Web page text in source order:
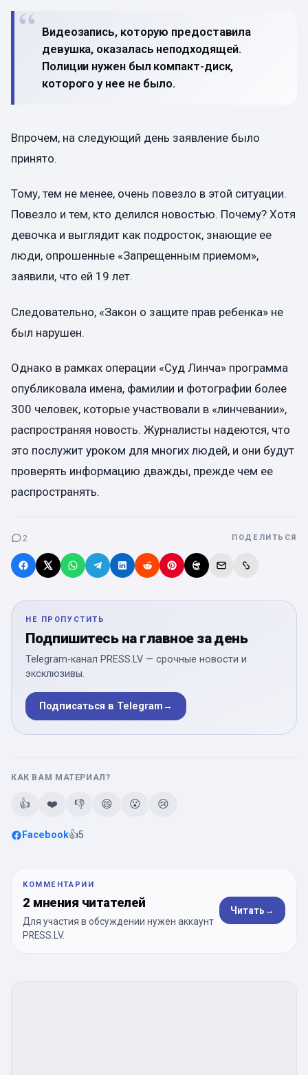
Видеозапись, которую предоставила
девушка, оказалась неподходящей.
Полиции нужен был компакт-диск,
которого у нее не было.
Впрочем, на следующий день заявление было
принято.
Тому, тем не менее, очень повезло в этой ситуации.
Повезло и тем, кто делился новостью. Почему? Хотя
девочка и выглядит как подросток, знающие ее
люди, опрошенные «Запрещенным приемом»,
заявили, что ей 19 лет.
Следовательно, «Закон о защите прав ребенка» не
был нарушен.
Однако в рамках операции «Суд Линча» программа
опубликовала имена, фамилии и фотографии более
300 человек, которые участвовали в «линчевании»,
распространяя новость. Журналисты надеются, что
это послужит уроком для многих людей, и они будут
проверять информацию дважды, прежде чем ее
распространять.
2 ПОДЕЛИТЬСЯ
НЕ ПРОПУСТИТЬ
Подпишитесь на главное за день
Telegram-канал PRESS.LV — срочные новости и
эксклюзивы.
Подписаться в Telegram→
КАК ВАМ МАТЕРИАЛ?
👍 ❤️ 👎 😄 😮 😢
Facebook👍5
КОММЕНТАРИИ
2 мнения читателей
Для участия в обсуждении нужен аккаунт
PRESS.LV.
Читать→